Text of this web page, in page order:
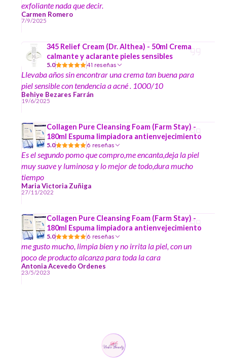
exfoliante nada que decir.
Carmen Romero
7/9/2025
345 Relief Cream (Dr. Althea) - 50ml Crema
calmante y aclarante pieles sensibles
5.0 41 reseñas
Llevaba años sin encontrar una crema tan buena para
piel sensible con tendencia a acné . 1000/10
Behiye Bezares Farrán
19/6/2025
Collagen Pure Cleansing Foam (Farm Stay) -
180ml Espuma limpiadora antienvejecimiento
5.0 6 reseñas
Es el segundo pomo que compro,me encanta,deja la piel
muy suave y luminosa y lo mejor de todo,dura mucho
tiempo
Maria Victoria Zuñiga
27/11/2022
Collagen Pure Cleansing Foam (Farm Stay) -
180ml Espuma limpiadora antienvejecimiento
5.0 6 reseñas
me gusto mucho, limpia bien y no irrita la piel, con un
poco de producto alcanza para toda la cara
Antonia Acevedo Ordenes
23/5/2023